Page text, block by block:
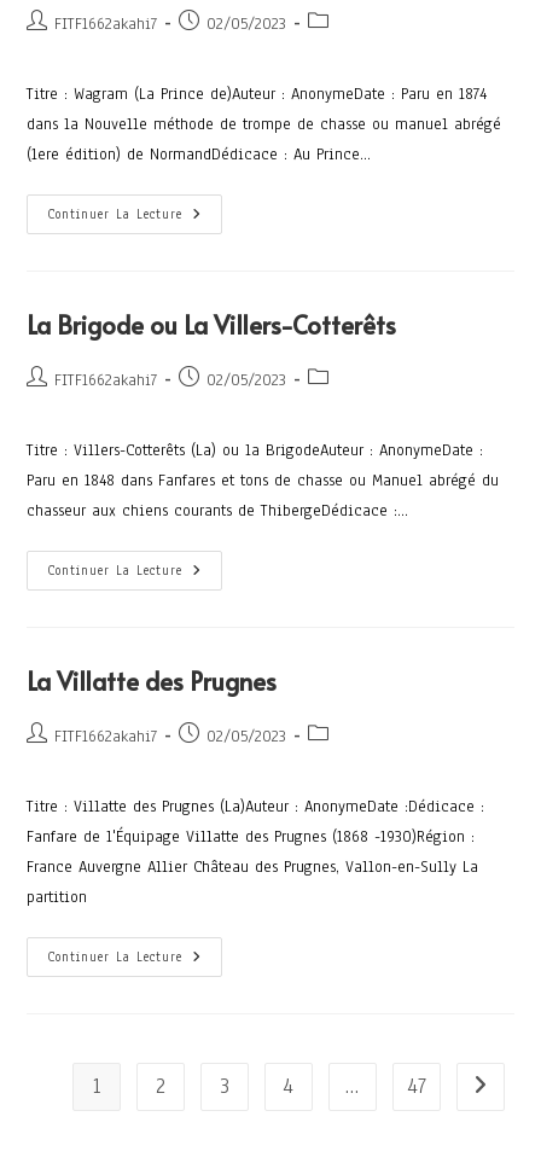
FITF1662akahi7 02/05/2023
Titre : Wagram (La Prince de)Auteur : AnonymeDate : Paru en 1874
dans la Nouvelle méthode de trompe de chasse ou manuel abrégé
(1ere édition) de NormandDédicace : Au Prince…
Continuer La Lecture
La Brigode ou La Villers-Cotterêts
FITF1662akahi7 02/05/2023
Titre : Villers-Cotterêts (La) ou la BrigodeAuteur : AnonymeDate :
Paru en 1848 dans Fanfares et tons de chasse ou Manuel abrégé du
chasseur aux chiens courants de ThibergeDédicace :…
Continuer La Lecture
La Villatte des Prugnes
FITF1662akahi7 02/05/2023
Titre : Villatte des Prugnes (La)Auteur : AnonymeDate :Dédicace :
Fanfare de l'Équipage Villatte des Prugnes (1868 -1930)Région :
France Auvergne Allier Château des Prugnes, Vallon-en-Sully La
partition
Continuer La Lecture
1 2 3 4 … 47